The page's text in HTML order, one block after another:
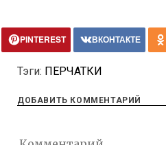
PINTEREST ВКОНТАКТЕ
Тэги: ПЕРЧАТКИ
ДОБАВИТЬ КОММЕНТАРИЙ